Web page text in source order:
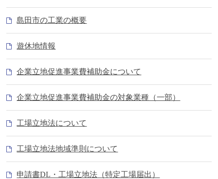
島田市の工業の概要
遊休地情報
企業立地促進事業費補助金について
企業立地促進事業費補助金の対象業種（一部）
工場立地法について
工場立地法地域準則について
申請書DL・工場立地法（特定工場届出）